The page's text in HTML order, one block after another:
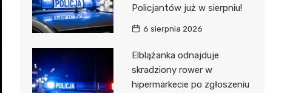
Policjantów już w sierpniu!
6 sierpnia 2026
Elblążanka odnajduje
skradziony rower w
hipermarkecie po zgłoszeniu